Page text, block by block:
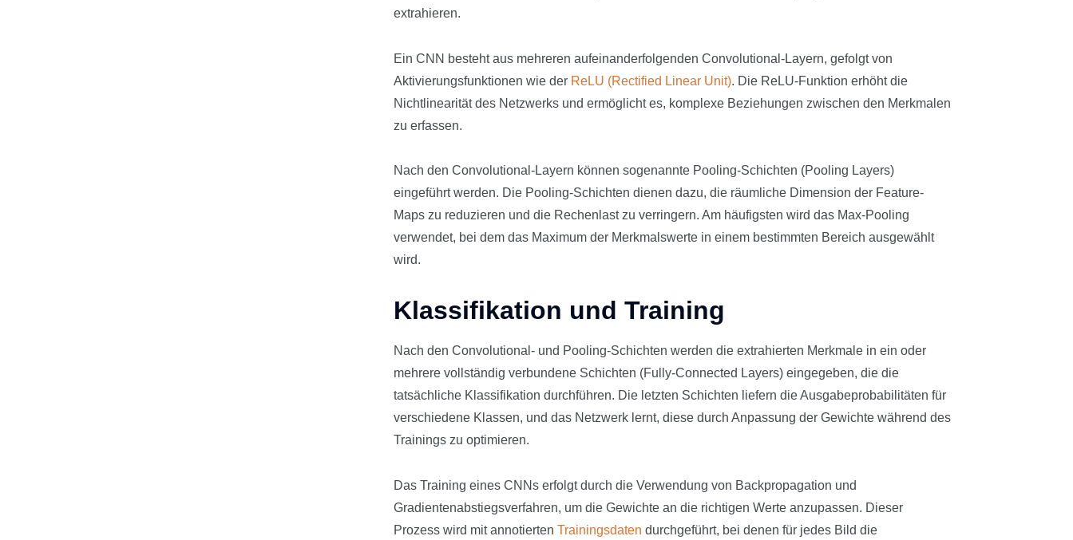
extrahieren.
Ein CNN besteht aus mehreren aufeinanderfolgenden Convolutional-Layern, gefolgt von
Aktivierungsfunktionen wie der ReLU (Rectified Linear Unit). Die ReLU-Funktion erhöht die
Nichtlinearität des Netzwerks und ermöglicht es, komplexe Beziehungen zwischen den Merkmalen
zu erfassen.
Nach den Convolutional-Layern können sogenannte Pooling-Schichten (Pooling Layers)
eingeführt werden. Die Pooling-Schichten dienen dazu, die räumliche Dimension der Feature-
Maps zu reduzieren und die Rechenlast zu verringern. Am häufigsten wird das Max-Pooling
verwendet, bei dem das Maximum der Merkmalswerte in einem bestimmten Bereich ausgewählt
wird.
Klassifikation und Training
Nach den Convolutional- und Pooling-Schichten werden die extrahierten Merkmale in ein oder
mehrere vollständig verbundene Schichten (Fully-Connected Layers) eingegeben, die die
tatsächliche Klassifikation durchführen. Die letzten Schichten liefern die Ausgabeprobabilitäten für
verschiedene Klassen, und das Netzwerk lernt, diese durch Anpassung der Gewichte während des
Trainings zu optimieren.
Das Training eines CNNs erfolgt durch die Verwendung von Backpropagation und
Gradientenabstiegsverfahren, um die Gewichte an die richtigen Werte anzupassen. Dieser
Prozess wird mit annotiertenTrainingsdaten durchgeführt, bei denen für jedes Bild die